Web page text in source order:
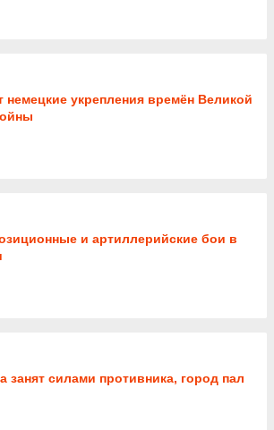
укрепления времён Великой
и артиллерийские бои в
занят силами противника, город пал